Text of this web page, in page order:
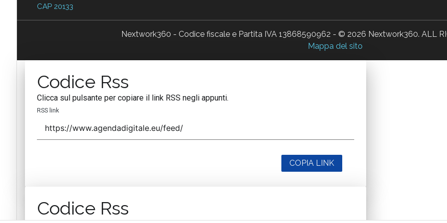
CAP 20133
Nextwork360 - Codice fiscale e Partita IVA 13868590962 - © 2026 Nextwork360. ALL
Mappa del sito
Codice Rss
Clicca sul pulsante per copiare il link RSS negli appunti.
RSS link
COPIA LINK
Codice Rss